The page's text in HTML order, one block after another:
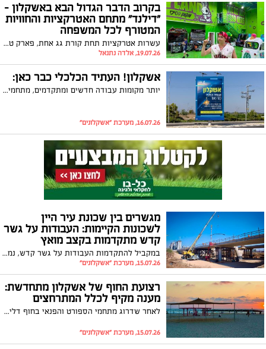
בקרוב הדבר הגדול הבא באשקלון –
"דילנד" מתחם האטרקציות והחוויות
המטורף לכל המשפחה
עשרות אטרקציות תחת קורת גג אחת, פארק טרמפולינות, באולינג, מכוניות מתנגשות, מבוך מראות אינסופי, מבוך פחד, ספינת פיראטים, משחקיית ענק לכל הגילאים, כדורסל קפיצות ,עולם כדורים, מתחמי ספורט, כורסת ג'אמפ, מגלשות, חדרי יום הולדת ואירועים, דוכני לונה פארק, מתחם ארקייד וסימולטורים מהמתקדמים בארץ ועוד מגוון אטרקציות נוספות. הפתיחה הגדולה ב-24.7.26 בשעה 12:00 מתחם גלובוס סנטר חוף אשקלון - מבקיעים
19.07.26, אלדה נתנאל
אשקלון! העתיד הכלכלי כבר כאן:
יותר מקומות עבודה חדשים ומתקדמים, מתחמי בילוי ופנאי, טכנולוגיה ויזמות; בואו לקרוא על כל הפרויקטים שמשנים את העתיד באשקלון
16.07.26, מערכת "אשקלונים"
מגשרים בין שכונת עיר היין
לשכונות הקיימות: העבודות על גשר
קדש מתקדמות בקצב מואץ
במקביל להתקדמות העבודות על גשר קדש, נמשכות גם עבודות הפיתוח בפארק עיר היין, שיכלול מגוון מתקני פנאי, משחק וספורט לרווחת התושבים
15.07.26, מערכת "אשקלונים"
רצועת החוף של אשקלון מתחדשת:
מענה מקיף לכלל המתרחצים
לאחר שדרוג מתחמי הספורט והפנאי בחוף דלילה, מוקמות בימים אלו הצללות חדשות לרווחת המתרחצים. במקביל, נמשכות עבודות ההתחדשות בחוף הנפרד לטובת הציבור הדתי, החרדי והמסורתי
15.07.26, מערכת "אשקלונים"